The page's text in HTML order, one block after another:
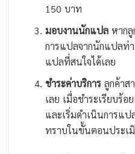
150 บาท
มอบงานนักแปล หากลู
การแปลจากนักแปลท่
แปลที่สนใจได้เลย
ชำระค่าบริการ ลูกค้าส
เลย เมื่อชำระเรียบร้
และเริ่มดำเนินการแ
ทราบในขั้นตอนประเ